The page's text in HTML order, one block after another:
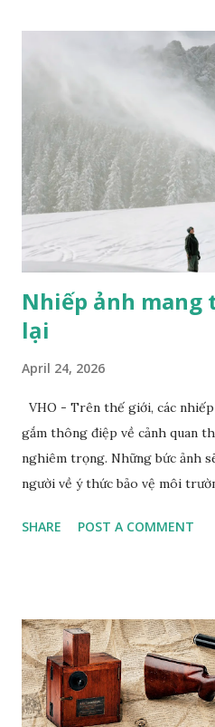
Nhiếp ảnh
lại
April 24, 2026
VHO - Trên thế giới, các
gắm thông điệp về cảnh quan
nghiêm trọng. Những bức ảnh
người về ý thức bảo vệ môi
Dolomites. Ảnh: Zed Nelson/
pastel. Nhiếp ảnh gia đến từ
hảo" theo nghĩa "được vẽ một
hoàn hảo cho mối quan hệ lý
nhiên. Bức tranh gợi nhớ đến
SHARE POST A COMMENT